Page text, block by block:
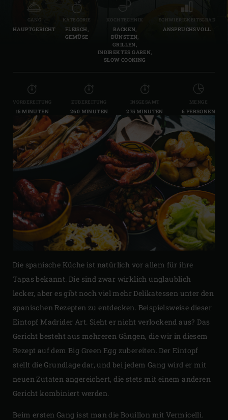
GANG
HAUPTGERICHT
KATEGORIE
FLEISCH,
GEMÜSE
KOCHTECHNIK
BACKEN,
DÜNSTEN,
GRILLEN,
INDIREKTES GAREN,
SLOW COOKING
SCHWIERIGKEITSGRAD
ANSPRUCHSVOLL
VORBEREITUNG
15 MINUTEN
ZUBEREITUNG
260 MINUTEN
INSGESAMT
275 MINUTEN
MENGE
6 PERSONEN
Die spanische Küche ist natürlich vor allem für ihre
Tapas bekannt. Die sind zwar wirklich unglaublich
lecker, aber es gibt noch viel mehr Delikatessen unter den
spanischen Rezepten zu entdecken. Beispielsweise dieser
Eintopf Madrider Art. Sieht er nicht verlockend aus? Das
Gericht besteht aus mehreren Gängen, die wir in diesem
Rezept auf dem Big Green Egg zubereiten. Der Eintopf
stellt die Grundlage dar, und bei jedem Gang wird er mit
neuen Zutaten angereichert, die stets mit einem anderen
Gericht kombiniert werden.
Beim ersten Gang isst man die Bouillon mit Vermicelli.